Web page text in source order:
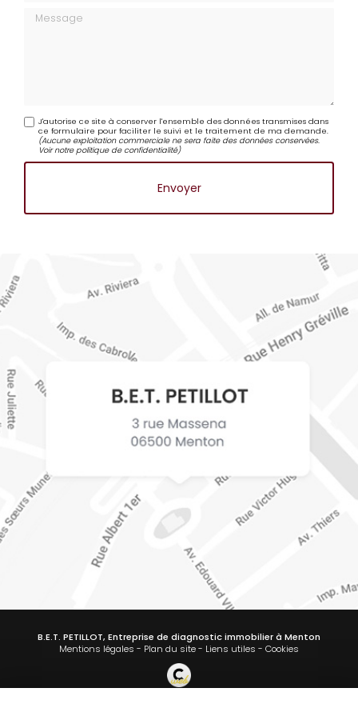
Message
J'autorise ce site à conserver l'ensemble des données transmises dans
ce formulaire pour faciliter le suivi et le traitement de ma demande.
(Aucune exploitation commerciale ne sera faite des données conservées.
Voir notrepolitique de confidentialité)
B.E.T. PETILLOT, Entreprise de diagnostic immobilier à Menton
Plan du site